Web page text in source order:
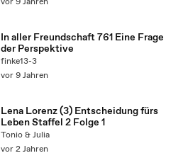
In aller Freundschaft 761 Eine Frage
der Perspektive
finke13-3
vor 9 Jahren
Lena Lorenz (3) Entscheidung fürs
Leben Staffel 2 Folge 1
Tonio & Julia
vor 2 Jahren